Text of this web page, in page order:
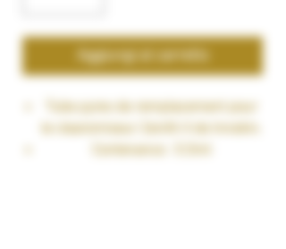
Aggiungi al carrello
Tube pyrex de remplacement pour
le clearomiseur Zenith II de Innokin.
Contenance : 5.5ml